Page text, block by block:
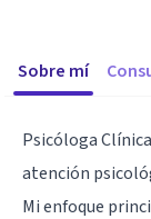
Sobre mí
Psicóloga
atención
Mi enfoque